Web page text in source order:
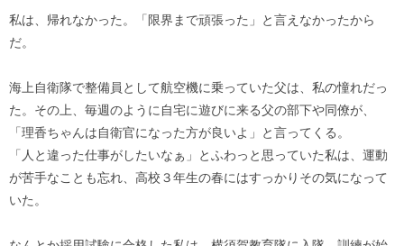
私は、帰れなかった。「限界まで頑張った」と言えなかったから
だ。
海上自衛隊で整備員として航空機に乗っていた父は、私の憧れだっ
た。その上、毎週のように自宅に遊びに来る父の部下や同僚が、
「理香ちゃんは自衛官になった方が良いよ」と言ってくる。
「人と違った仕事がしたいなぁ」とふわっと思っていた私は、運動
が苦手なことも忘れ、高校３年生の春にはすっかりその気になって
いた。